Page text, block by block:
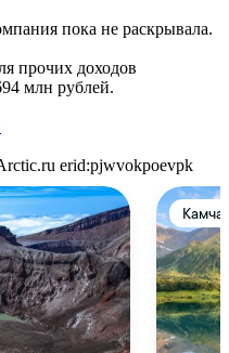
пока не раскрывала.
прочих доходов
млн рублей.
erid:pjwvokpoevpk